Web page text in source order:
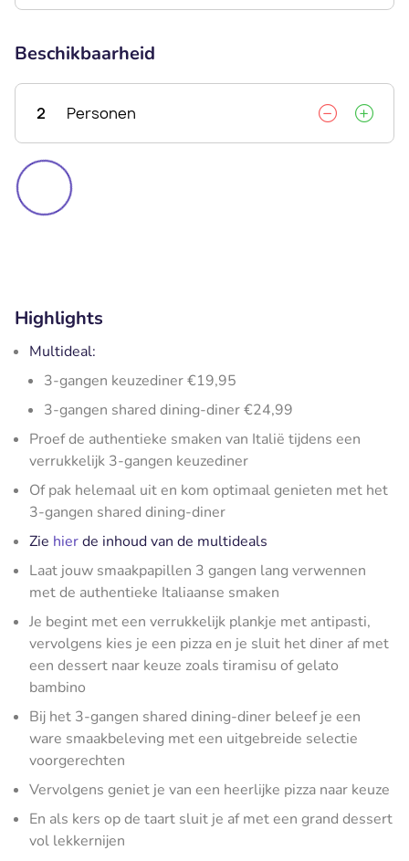
Beschikbaarheid
2 Personen
Highlights
Multideal:
3-gangen keuzediner €19,95
3-gangen shared dining-diner €24,99
Proef de authentieke smaken van Italië tijdens een
verrukkelijk 3-gangen keuzediner
Of pak helemaal uit en kom optimaal genieten met het
3-gangen shared dining-diner
Zie hierde inhoud van de multideals
Laat jouw smaakpapillen 3 gangen lang verwennen
met de authentieke Italiaanse smaken
Je begint met een verrukkelijk plankje met antipasti,
vervolgens kies je een pizza en je sluit het diner af met
een dessert naar keuze zoals tiramisu of gelato
bambino
Bij het 3-gangen shared dining-diner beleef je een
ware smaakbeleving met een uitgebreide selectie
voorgerechten
Vervolgens geniet je van een heerlijke pizza naar keuze
En als kers op de taart sluit je af met een grand dessert
vol lekkernijen